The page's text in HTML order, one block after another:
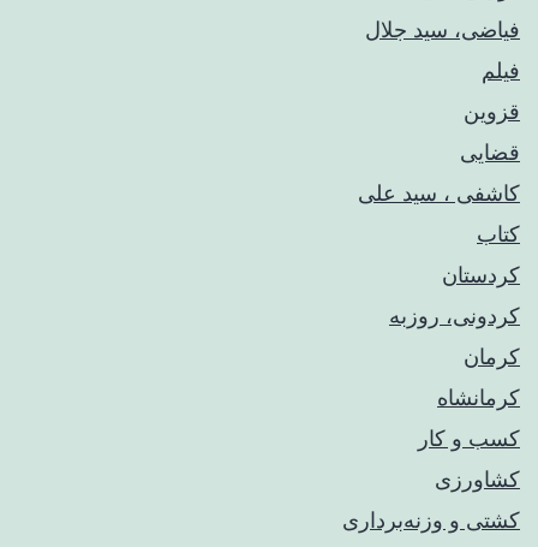
فیاضی، سید جلال
فیلم
قزوین
قضایی
کاشفی ، سید علی
کتاب
کردستان
کردونی، روزبه
کرمان
کرمانشاه
کسب و کار
کشاورزی
کشتی و وزنه‌برداری